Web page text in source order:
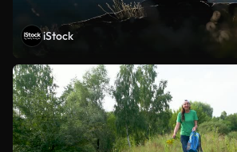
iStock